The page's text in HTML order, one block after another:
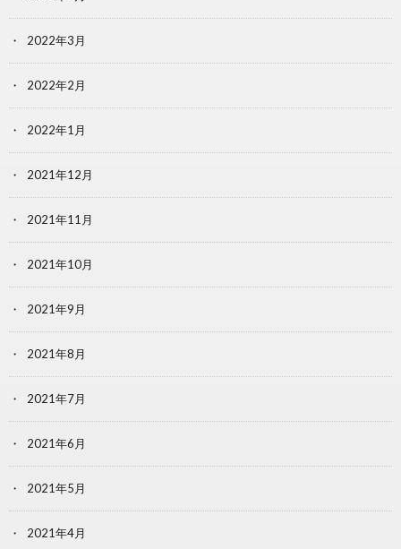
2022年3月
2022年2月
2022年1月
2021年12月
2021年11月
2021年10月
2021年9月
2021年8月
2021年7月
2021年6月
2021年5月
2021年4月